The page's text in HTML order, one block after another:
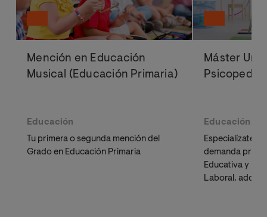
Mención en Educación
Musical (Educación Primaria)
Educación
Tu primera o segunda mención del
Grado en Educación Primaria
Máster
Educación
Especialízate
demanda
Educativa y
Laboral.